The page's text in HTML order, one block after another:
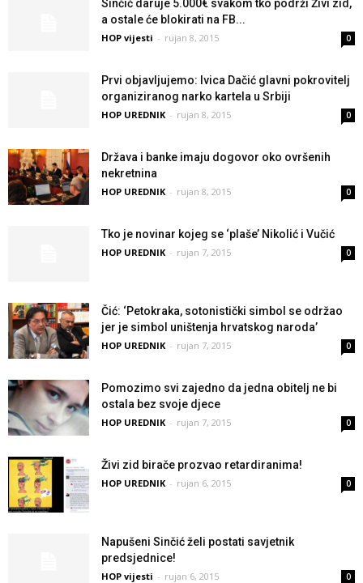
Sinčić daruje 5.000€ svakom tko podrži Živi zid,
a ostale će blokirati na FB...
HOP vijesti - rujan 8, 2015 0
Prvi objavljujemo: Ivica Dačić glavni pokrovitelj
organiziranog narko kartela u Srbiji
HOP UREDNIK - rujan 8, 2015 0
Država i banke imaju dogovor oko ovršenih
nekretnina
HOP UREDNIK - rujan 8, 2015 0
Tko je novinar kojeg se ‘plaše’ Nikolić i Vučić
HOP UREDNIK - rujan 7, 2015 0
Čić: ‘Petokraka, sotonistički simbol se održao
jer je simbol uništenja hrvatskog naroda’
HOP UREDNIK - rujan 7, 2015 0
Pomozimo svi zajedno da jedna obitelj ne bi
ostala bez svoje djece
HOP UREDNIK - rujan 7, 2015 0
Živi zid birače prozvao retardiranima!
HOP UREDNIK - rujan 6, 2015 0
Napušeni Sinčić želi postati savjetnik
predsjednice!
HOP vijesti - rujan 6, 2015 0